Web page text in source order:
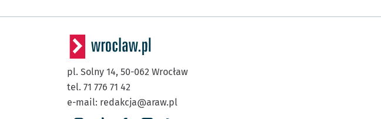
pl. Solny 14, 50-062 Wrocław
tel. 71 776 71 42
e-mail: redakcja@araw.pl